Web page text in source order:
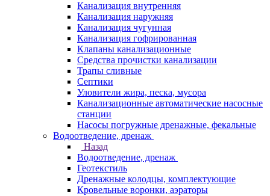
Канализация внутренняя
Канализация наружняя
Канализация чугунная
Канализация гофрированная
Клапаны канализационные
Средства прочистки канализации
Трапы сливные
Септики
Уловители жира, песка, мусора
Канализационные автоматические насосные
станции
Насосы погружные дренажные, фекальные
Водоотведение, дренаж
Назад
Водоотведение, дренаж
Геотекстиль
Дренажные колодцы, комплектующие
Кровельные воронки, аэраторы